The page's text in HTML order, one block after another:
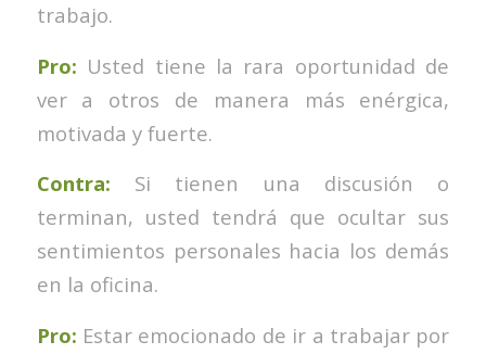
trabajo.
Pro: Usted tiene la rara oportunidad de
ver a otros de manera más enérgica,
motivada y fuerte.
Contra: Si tienen una discusión o
terminan, usted tendrá que ocultar sus
sentimientos personales hacia los demás
en la oficina.
Pro: Estar emocionado de ir a trabajar por